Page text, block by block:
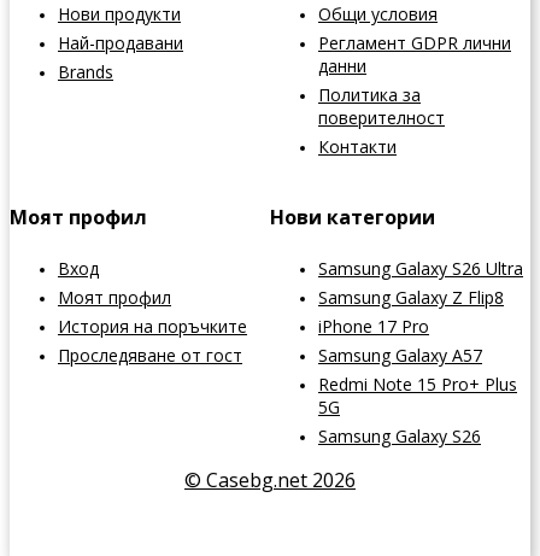
Нови продукти
Най-продавани
Brands
Общи условия
Регламент GDPR лични
данни
Политика за
поверителност
Контакти
Моят профил
Вход
Моят профил
История на поръчките
Проследяване от гост
Нови категории
Samsung Galaxy S26 Ultra
Samsung Galaxy Z Flip8
iPhone 17 Pro
Samsung Galaxy A57
Redmi Note 15 Pro+ Plus
5G
Samsung Galaxy S26
© Casebg.net 2026